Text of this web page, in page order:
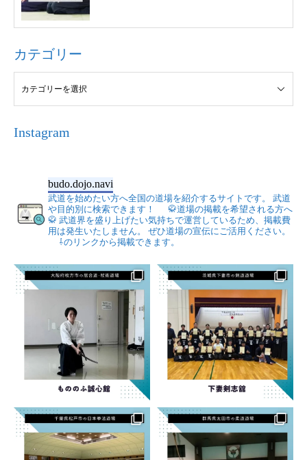
カテゴリー
Instagram
budo.dojo.navi
武道を始めたい方へ全国の道場を紹介するサイトです。
武道
や目的別に検索できます！
🥋道場の掲載を希望される方へ
🥋 武道界を盛り上げたい気持ちで運営しているため、掲載費
用は発生いたしません。
ぜひ道場の宣伝にご活用ください。
⇩のリンクから掲載できます。